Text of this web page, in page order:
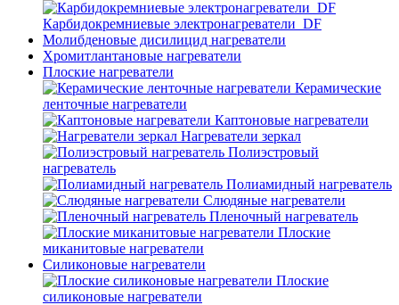
Карбидокремниевые электронагреватели_DF
Молибденовые дисилицид нагреватели
Хромитлантановые нагреватели
Плоские нагреватели
Керамические
ленточные нагреватели
Каптоновые нагреватели
Нагреватели зеркал
Полиэстровый
нагреватель
Полиамидный нагреватель
Слюдяные нагреватели
Пленочный нагреватель
Плоские
миканитовые нагреватели
Силиконовые нагреватели
Плоские
силиконовые нагреватели